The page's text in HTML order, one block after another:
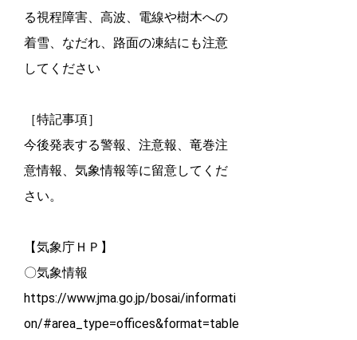
る視程障害、高波、電線や樹木への
着雪、なだれ、路面の凍結にも注意
してください
［特記事項］
今後発表する警報、注意報、竜巻注
意情報、気象情報等に留意してくだ
さい。
【気象庁ＨＰ】
〇気象情報
https://www.jma.go.jp/bosai/informati
on/#area_type=offices&format=table